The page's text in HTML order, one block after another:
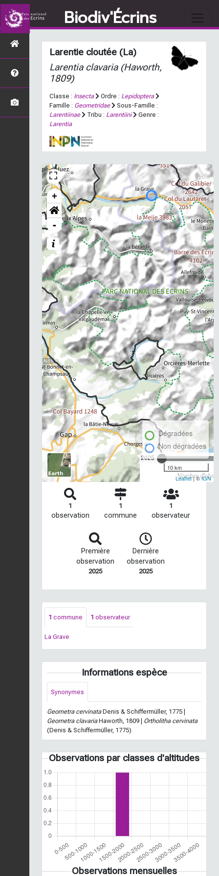
Biodiv'Écrins
Larentie cloutée (La)
Larentia clavaria(Haworth,
1809)
Classe : Insecta Ordre : Lepidoptera
Famille : Geometridae
Sous-Famille :
Larentiinae
Tribu : Larentiini
Genre :
Larentia
+
-
2025
Nombre
Dégradées
Non dégradées
10 km
Leaflet| ©IGN
1
observation
1
commune
1
observateur
Première
observation
2025
Dernière
observation
2025
1 commune 1 observateur
La Grave
Informations espèce
Synonymes
Geometra cervinataDenis & Schiffermüller, 1775 |
Geometra clavariaHaworth, 1809 | Ortholitha cervinata
(Denis & Schiffermüller, 1775)
Observations par classes d'altitudes
Observations mensuelles